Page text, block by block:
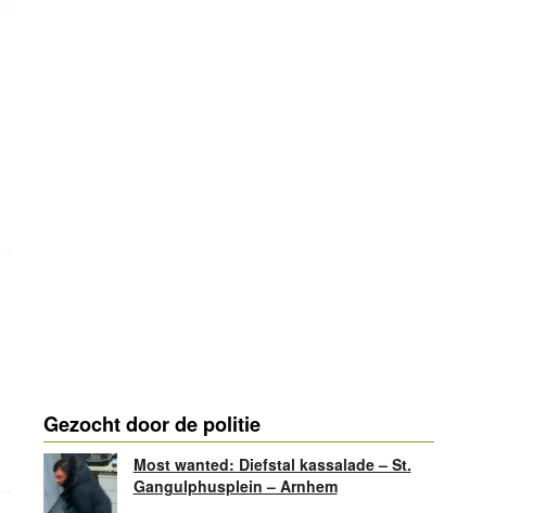
Gezocht door de politie
Most wanted: Diefstal kassalade – St.
Gangulphusplein – Arnhem